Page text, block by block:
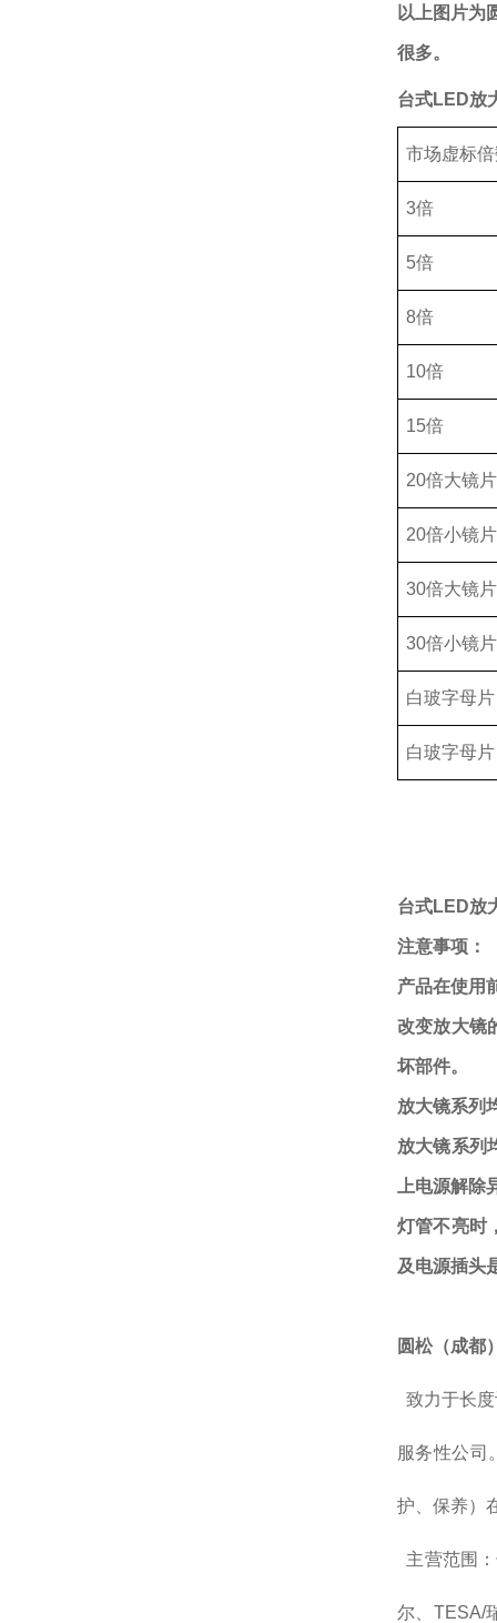
以上图片为
很多。
台式LED放
市场虚标
3倍
5倍
8倍
10倍
15倍
20倍大镜片
20倍小镜片
30倍大镜片
30倍小镜片
白玻字母
白玻字母
台式LED放
注意事项：
产品在使用
改变放大镜
坏部件。
放大镜系列
放大镜系列
上电源解除
灯管不亮时
及电源插头
圆松（成都
致力于长
服务性公司
护、保养）
主营范围
尔、TESA/